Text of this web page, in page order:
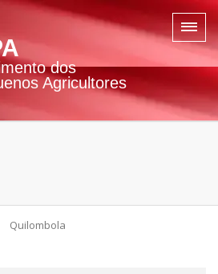
dos
Agricultores
Quilombola